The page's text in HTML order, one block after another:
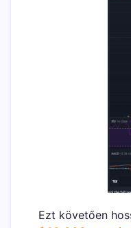
Ezt követően